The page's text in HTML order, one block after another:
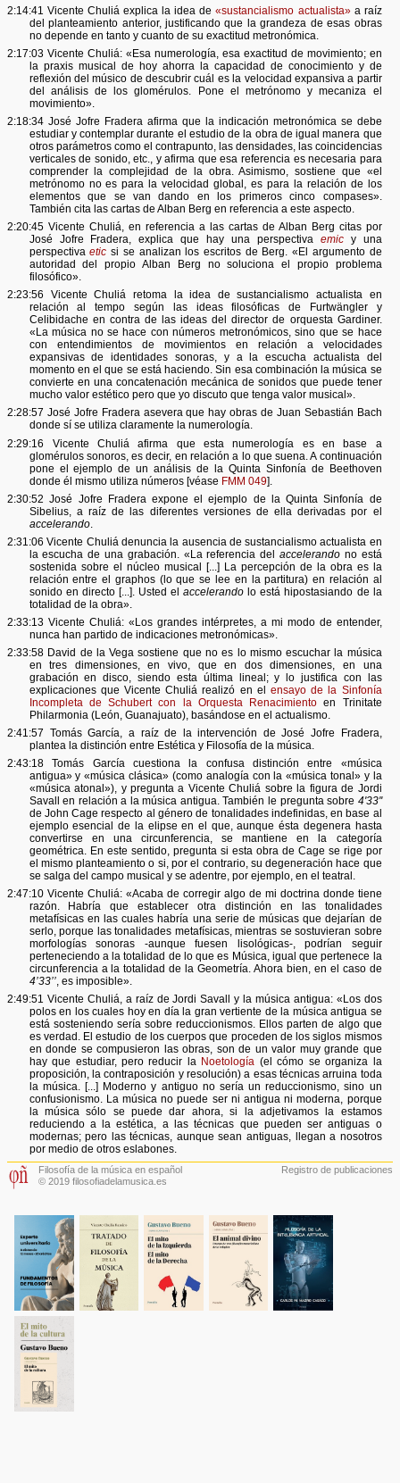
2:14:41 Vicente Chuliá explica la idea de«sustancialismo actualista»a raíz
del planteamiento anterior, justificando que la grandeza de esas obras
no depende en tanto y cuanto de su exactitud metronómica.
2:17:03 Vicente Chuliá: «Esa numerología, esa exactitud de movimiento; en
la praxis musical de hoy ahorra la capacidad de conocimiento y de
reflexión del músico de descubrir cuál es la velocidad expansiva a partir
del análisis de los glomérulos. Pone el metrónomo y mecaniza el
movimiento».
2:18:34 José Jofre Fradera afirma que la indicación metronómica se debe
estudiar y contemplar durante el estudio de la obra de igual manera que
otros parámetros como el contrapunto, las densidades, las coincidencias
verticales de sonido, etc., y afirma que esa referencia es necesaria para
comprender la complejidad de la obra. Asimismo, sostiene que «el
metrónomo no es para la velocidad global, es para la relación de los
elementos que se van dando en los primeros cinco compases».
También cita las cartas de Alban Berg en referencia a este aspecto.
2:20:45 Vicente Chuliá, en referencia a las cartas de Alban Berg citas por
José Jofre Fradera, explica que hay una perspectiva emicy una
perspectivaetic si se analizan los escritos de Berg. «El argumento de
autoridad del propio Alban Berg no soluciona el propio problema
filosófico».
2:23:56 Vicente Chuliá retoma la idea de sustancialismo actualista en
relación al tempo según las ideas filosóficas de Furtwängler y
Celibidache en contra de las ideas del director de orquesta Gardiner.
«La música no se hace con números metronómicos, sino que se hace
con entendimientos de movimientos en relación a velocidades
expansivas de identidades sonoras, y a la escucha actualista del
momento en el que se está haciendo. Sin esa combinación la música se
convierte en una concatenación mecánica de sonidos que puede tener
mucho valor estético pero que yo discuto que tenga valor musical».
2:28:57 José Jofre Fradera asevera que hay obras de Juan Sebastián Bach
donde sí se utiliza claramente la numerología.
2:29:16 Vicente Chuliá afirma que esta numerología es en base a
glomérulos sonoros, es decir, en relación a lo que suena. A continuación
pone el ejemplo de un análisis de la Quinta Sinfonía de Beethoven
donde él mismo utiliza números [véase FMM 049].
2:30:52 José Jofre Fradera expone el ejemplo de la Quinta Sinfonía de
Sibelius, a raíz de las diferentes versiones de ella derivadas por el
accelerando.
2:31:06 Vicente Chuliá denuncia la ausencia de sustancialismo actualista en
la escucha de una grabación. «La referencia delaccelerando no está
sostenida sobre el núcleo musical [...] La percepción de la obra es la
relación entre el graphos (lo que se lee en la partitura) en relación al
sonido en directo [...]. Usted elaccelerando lo está hipostasiando de la
totalidad de la obra».
2:33:13 Vicente Chuliá: «Los grandes intérpretes, a mi modo de entender,
nunca han partido de indicaciones metronómicas».
2:33:58 David de la Vega sostiene que no es lo mismo escuchar la música
en tres dimensiones, en vivo, que en dos dimensiones, en una
grabación en disco, siendo esta última lineal; y lo justifica con las
explicaciones que Vicente Chuliá realizó en elensayo de la Sinfonía
Incompleta de Schubert con la Orquesta Renacimiento en Trinitate
Philarmonia (León, Guanajuato), basándose en el actualismo.
2:41:57 Tomás García, a raíz de la intervención de José Jofre Fradera,
plantea la distinción entre Estética y Filosofía de la música.
2:43:18 Tomás García cuestiona la confusa distinción entre «música
antigua» y «música clásica» (como analogía con la «música tonal» y la
«música atonal»), y pregunta a Vicente Chuliá sobre la figura de Jordi
Savall en relación a la música antigua. También le pregunta sobre 4'33''
de John Cage respecto al género de tonalidades indefinidas, en base al
ejemplo esencial de la elipse en el que, aunque ésta degenera hasta
convertirse en una circunferencia, se mantiene en la categoría
geométrica. En este sentido, pregunta si esta obra de Cage se rige por
el mismo planteamiento o si, por el contrario, su degeneración hace que
se salga del campo musical y se adentre, por ejemplo, en el teatral.
2:47:10 Vicente Chuliá: «Acaba de corregir algo de mi doctrina donde tiene
razón. Habría que establecer otra distinción en las tonalidades
metafísicas en las cuales habría una serie de músicas que dejarían de
serlo, porque las tonalidades metafísicas, mientras se sostuvieran sobre
morfologías sonoras -aunque fuesen lisológicas-, podrían seguir
perteneciendo a la totalidad de lo que es Música, igual que pertenece la
circunferencia a la totalidad de la Geometría. Ahora bien, en el caso de
4’33’’, es imposible».
2:49:51 Vicente Chuliá, a raíz de Jordi Savall y la música antigua: «Los dos
polos en los cuales hoy en día la gran vertiente de la música antigua se
está sosteniendo sería sobre reduccionismos. Ellos parten de algo que
es verdad. El estudio de los cuerpos que proceden de los siglos mismos
en donde se compusieron las obras, son de un valor muy grande que
hay que estudiar, pero reducir la Noetología (el cómo se organiza la
proposición, la contraposición y resolución) a esas técnicas arruina toda
la música. [...] Moderno y antiguo no sería un reduccionismo, sino un
confusionismo. La música no puede ser ni antigua ni moderna, porque
la música sólo se puede dar ahora, si la adjetivamos la estamos
reduciendo a la estética, a las técnicas que pueden ser antiguas o
modernas; pero las técnicas, aunque sean antiguas, llegan a nosotros
por medio de otros eslabones.
Filosofía de la música en español
© 2019 filosofiadelamusica.es
Registro de publicaciones